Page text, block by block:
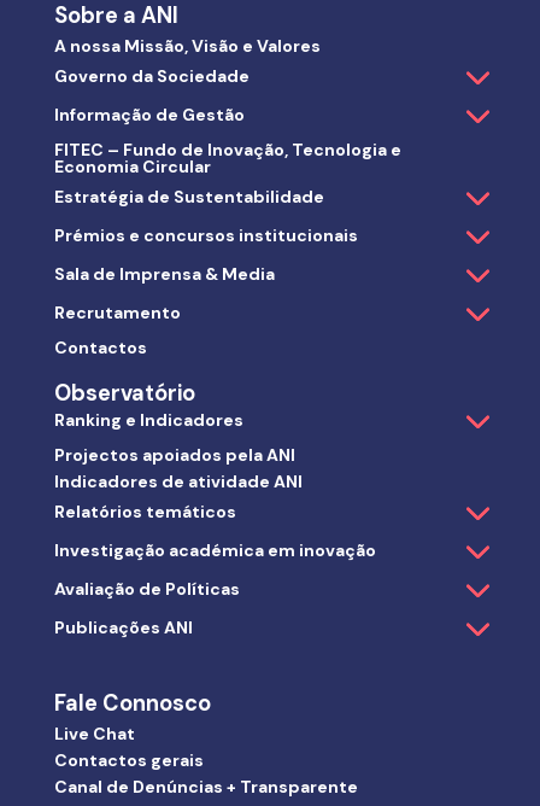
Sobre a ANI
A nossa Missão, Visão e Valores
Governo da Sociedade
Informação de Gestão
FITEC – Fundo de Inovação, Tecnologia e
Economia Circular
Estratégia de Sustentabilidade
Prémios e concursos institucionais
Sala de Imprensa & Media
Recrutamento
Contactos
Observatório
Ranking e Indicadores
Projectos apoiados pela ANI
Indicadores de atividade ANI
Relatórios temáticos
Investigação académica em inovação
Avaliação de Políticas
Publicações ANI
Fale Connosco
Live Chat
Contactos gerais
Canal de Denúncias + Transparente